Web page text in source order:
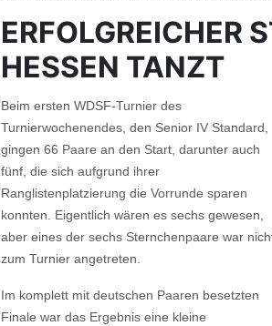
ERFOLGREICHER
HESSEN TANZT
Beim ersten WDSF-Turnier des
Turnierwochenendes, den Senior IV Standard,
gingen 66 Paare an den Start, darunter auch
fünf, die sich aufgrund ihrer
Ranglistenplatzierung die Vorrunde sparen
konnten. Eigentlich wären es sechs gewesen,
aber eines der sechs Sternchenpaare war
zum Turnier angetreten.
Im komplett mit deutschen Paaren besetzten
Finale war das Ergebnis eine kleine